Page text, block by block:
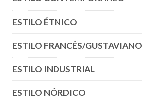
ESTILO ÉTNICO
ESTILO FRANCÉS/GUSTAVIANO
ESTILO INDUSTRIAL
ESTILO NÓRDICO